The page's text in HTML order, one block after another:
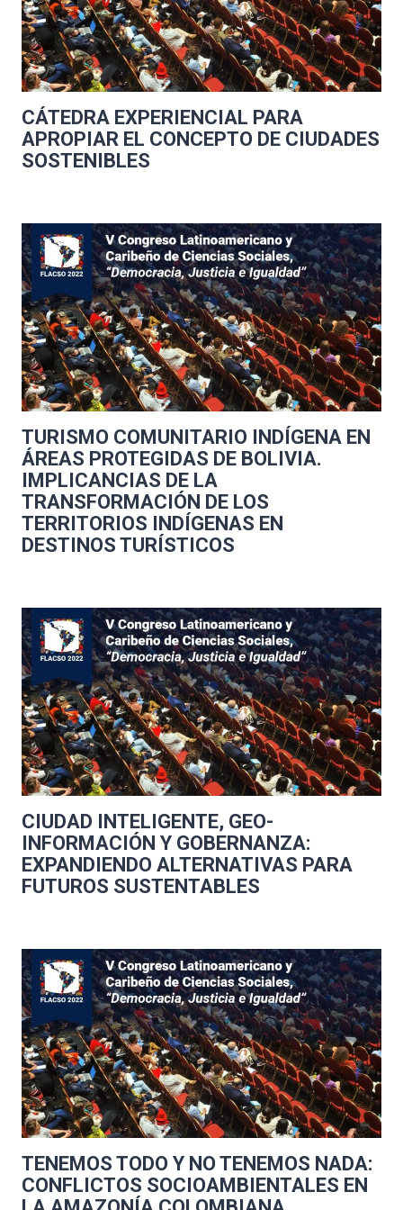
CÁTEDRA EXPERIENCIAL PARA
APROPIAR EL CONCEPTO DE CIUDADES
SOSTENIBLES
TURISMO COMUNITARIO INDÍGENA EN
ÁREAS PROTEGIDAS DE BOLIVIA.
IMPLICANCIAS DE LA
TRANSFORMACIÓN DE LOS
TERRITORIOS INDÍGENAS EN
DESTINOS TURÍSTICOS
CIUDAD INTELIGENTE, GEO-
INFORMACIÓN Y GOBERNANZA:
EXPANDIENDO ALTERNATIVAS PARA
FUTUROS SUSTENTABLES
TENEMOS TODO Y NO TENEMOS NADA:
CONFLICTOS SOCIOAMBIENTALES EN